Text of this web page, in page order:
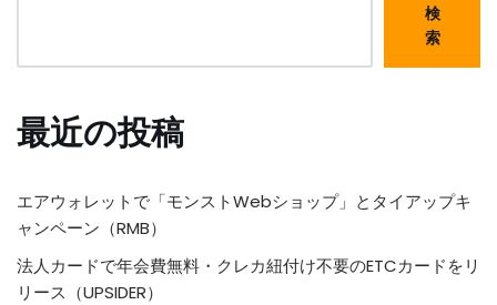
検
索
最近の投稿
エアウォレットで「モンストWebショップ」とタイアップキ
ャンペーン（RMB）
法人カードで年会費無料・クレカ紐付け不要のETCカードをリ
リース（UPSIDER）